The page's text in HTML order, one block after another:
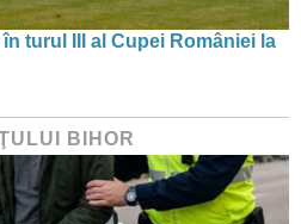
turul III al Cupei României la
BIHOR